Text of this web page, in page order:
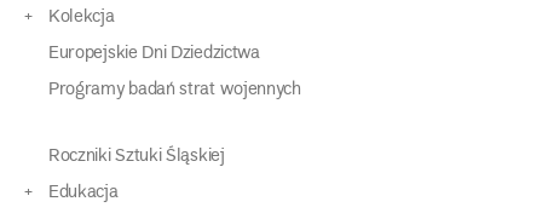
Kolekcja
Europejskie Dni Dziedzictwa
Programy badań strat wojennych
Roczniki Sztuki Śląskiej
Edukacja